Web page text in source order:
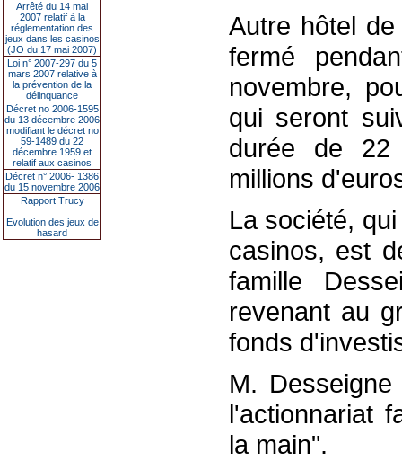
Arrêté du 14 mai
2007 relatif à la
réglementation des
jeux dans les casinos
(JO du 17 mai 2007)
Loi n° 2007-297 du 5
mars 2007 relative à
la prévention de la
délinquance
Décret no 2006-1595
du 13 décembre 2006
modifiant le décret no
59-1489 du 22
décembre 1959 et
relatif aux casinos
Décret n° 2006- 1386
du 15 novembre 2006
Rapport Trucy
Evolution des jeux de
hasard
Autre hôtel
fermé
novembre,
qui seront
durée de 22
millions
La société,
casinos, est
famille
revenant au
fonds
M.
l'actionnariat
la main".